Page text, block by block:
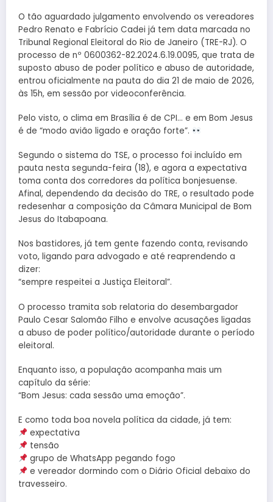
O tão aguardado julgamento envolvendo os vereadores
Pedro Renato e Fabrício Cadei já tem data marcada no
Tribunal Regional Eleitoral do Rio de Janeiro (TRE-RJ). O
processo de nº 0600362-82.2024.6.19.0095, que trata de
suposto abuso de poder político e abuso de autoridade,
entrou oficialmente na pauta do dia 21 de maio de 2026,
às 15h, em sessão por videoconferência.
Pelo visto, o clima em Brasília é de CPI… e em Bom Jesus
é de “modo avião ligado e oração forte”.
Segundo o sistema do TSE, o processo foi incluído em
pauta nesta segunda-feira (18), e agora a expectativa
toma conta dos corredores da política bonjesuense.
Afinal, dependendo da decisão do TRE, o resultado pode
redesenhar a composição da Câmara Municipal de Bom
Jesus do Itabapoana.
Nos bastidores, já tem gente fazendo conta, revisando
voto, ligando para advogado e até reaprendendo a
dizer:
“sempre respeitei a Justiça Eleitoral”.
O processo tramita sob relatoria do desembargador
Paulo Cesar Salomão Filho e envolve acusações ligadas
a abuso de poder político/autoridade durante o período
eleitoral.
Enquanto isso, a população acompanha mais um
capítulo da série:
“Bom Jesus: cada sessão uma emoção”.
E como toda boa novela política da cidade, já tem:
expectativa
tensão
grupo de WhatsApp pegando fogo
e vereador dormindo com o Diário Oficial debaixo do
travesseiro.